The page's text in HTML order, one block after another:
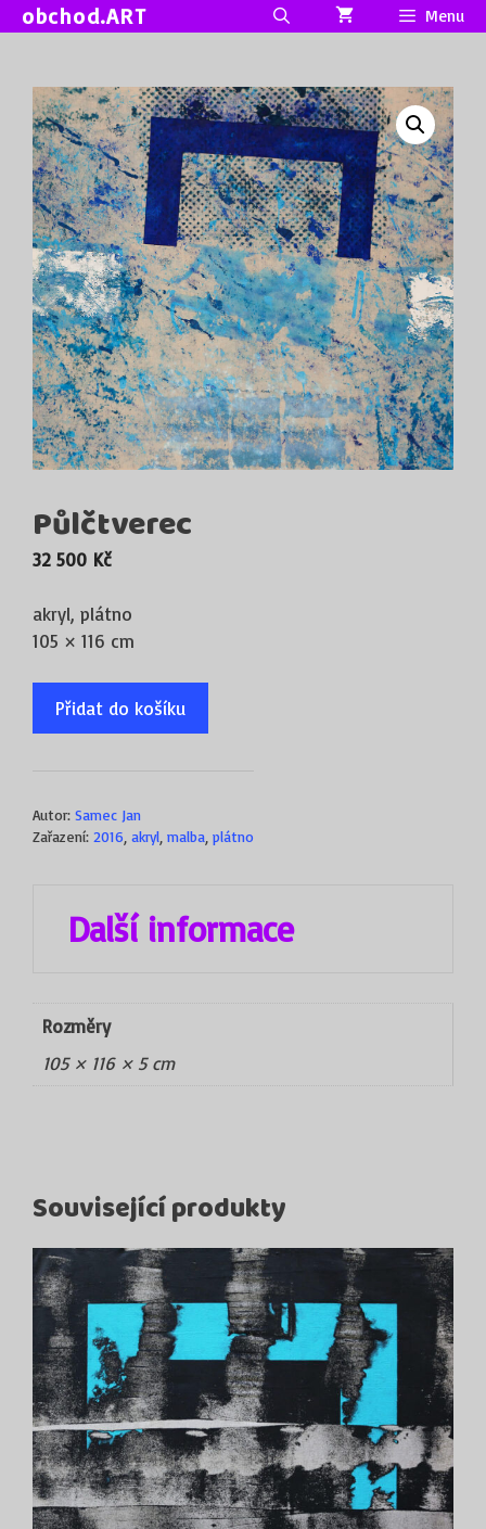
Přeskočit
na
obchod.ART Menu
Půlčtverec
32 500 Kč
akryl, plátno
105 × 116 cm
Přidat do košíku
Autor: Samec Jan
Zařazení: 2016 akryl malba plátno
Další informace
Rozměry
105 × 116 × 5 cm
Související produkty